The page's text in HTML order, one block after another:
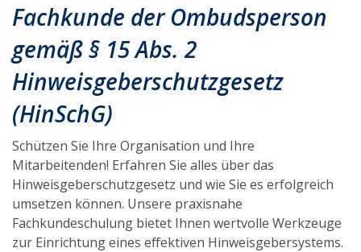
EU-
Whistleblowing-
Richtlinie
Whistleblower-
Gesetz
Whistleblower
Fachkunde der Ombudsperson
gemäß § 15 Abs. 2
Hinweisgeberschutzgesetz
(HinSchG)
Schützen Sie Ihre Organisation und Ihre
Mitarbeitenden! Erfahren Sie alles über das
Hinweisgeberschutzgesetz und wie Sie es erfolgreich
umsetzen können. Unsere praxisnahe
Fachkundeschulung bietet Ihnen wertvolle Werkzeuge
zur Einrichtung eines effektiven Hinweisgebersystems.